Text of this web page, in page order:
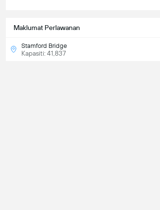
Maklumat Perlawanan
Stamford Bridge
Kapasiti: 41,837